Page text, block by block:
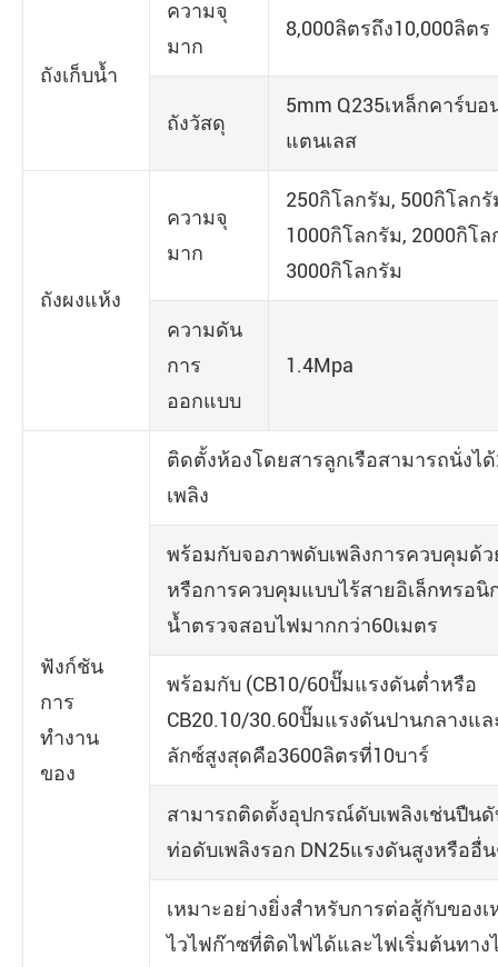
ถังเก็บน้ำ
ความจุ
มาก
8,000ลิตรถึง10,000ลิตร
ถังวัสดุ
5mm Q235เหล็กคาร์บ
แตนเลส
ถังผงแห้ง
ความจุ
มาก
250กิโลกรัม, 500กิโลกรั
1000กิโลกรัม, 2000กิโล
3000กิโลกรัม
ความดัน
การ
ออกแบบ
1.4Mpa
ฟังก์ชัน
การ
ทำงาน
ของ
ติดตั้งห้องโดยสารลูกเรือสามารถนั่งไ
เพลิง
พร้อมกับจอภาพดับเพลิงการควบคุมด้ว
หรือการควบคุมแบบไร้สายอิเล็กทรอนิ
น้ำตรวจสอบไฟมากกว่า60เมตร
พร้อมกับ (CB10/60ปั๊มแรงดันต่ำหรือ
CB20.10/30.60ปั๊มแรงดันปานกลางแ
ลักซ์สูงสุดคือ3600ลิตรที่10บาร์
สามารถติดตั้งอุปกรณ์ดับเพลิงเช่นปืนดั
ท่อดับเพลิงรอก DN25แรงดันสูงหรืออื่
เหมาะอย่างยิ่งสำหรับการต่อสู้กับของเ
ไวไฟก๊าซที่ติดไฟได้และไฟเริ่มต้นทาง